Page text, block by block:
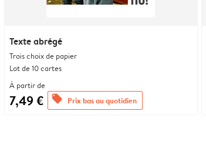
Texte abrégé
Trois choix de papier
Lot de 10 cartes
À partir de
7,49 € offers Prix bas au quotidien